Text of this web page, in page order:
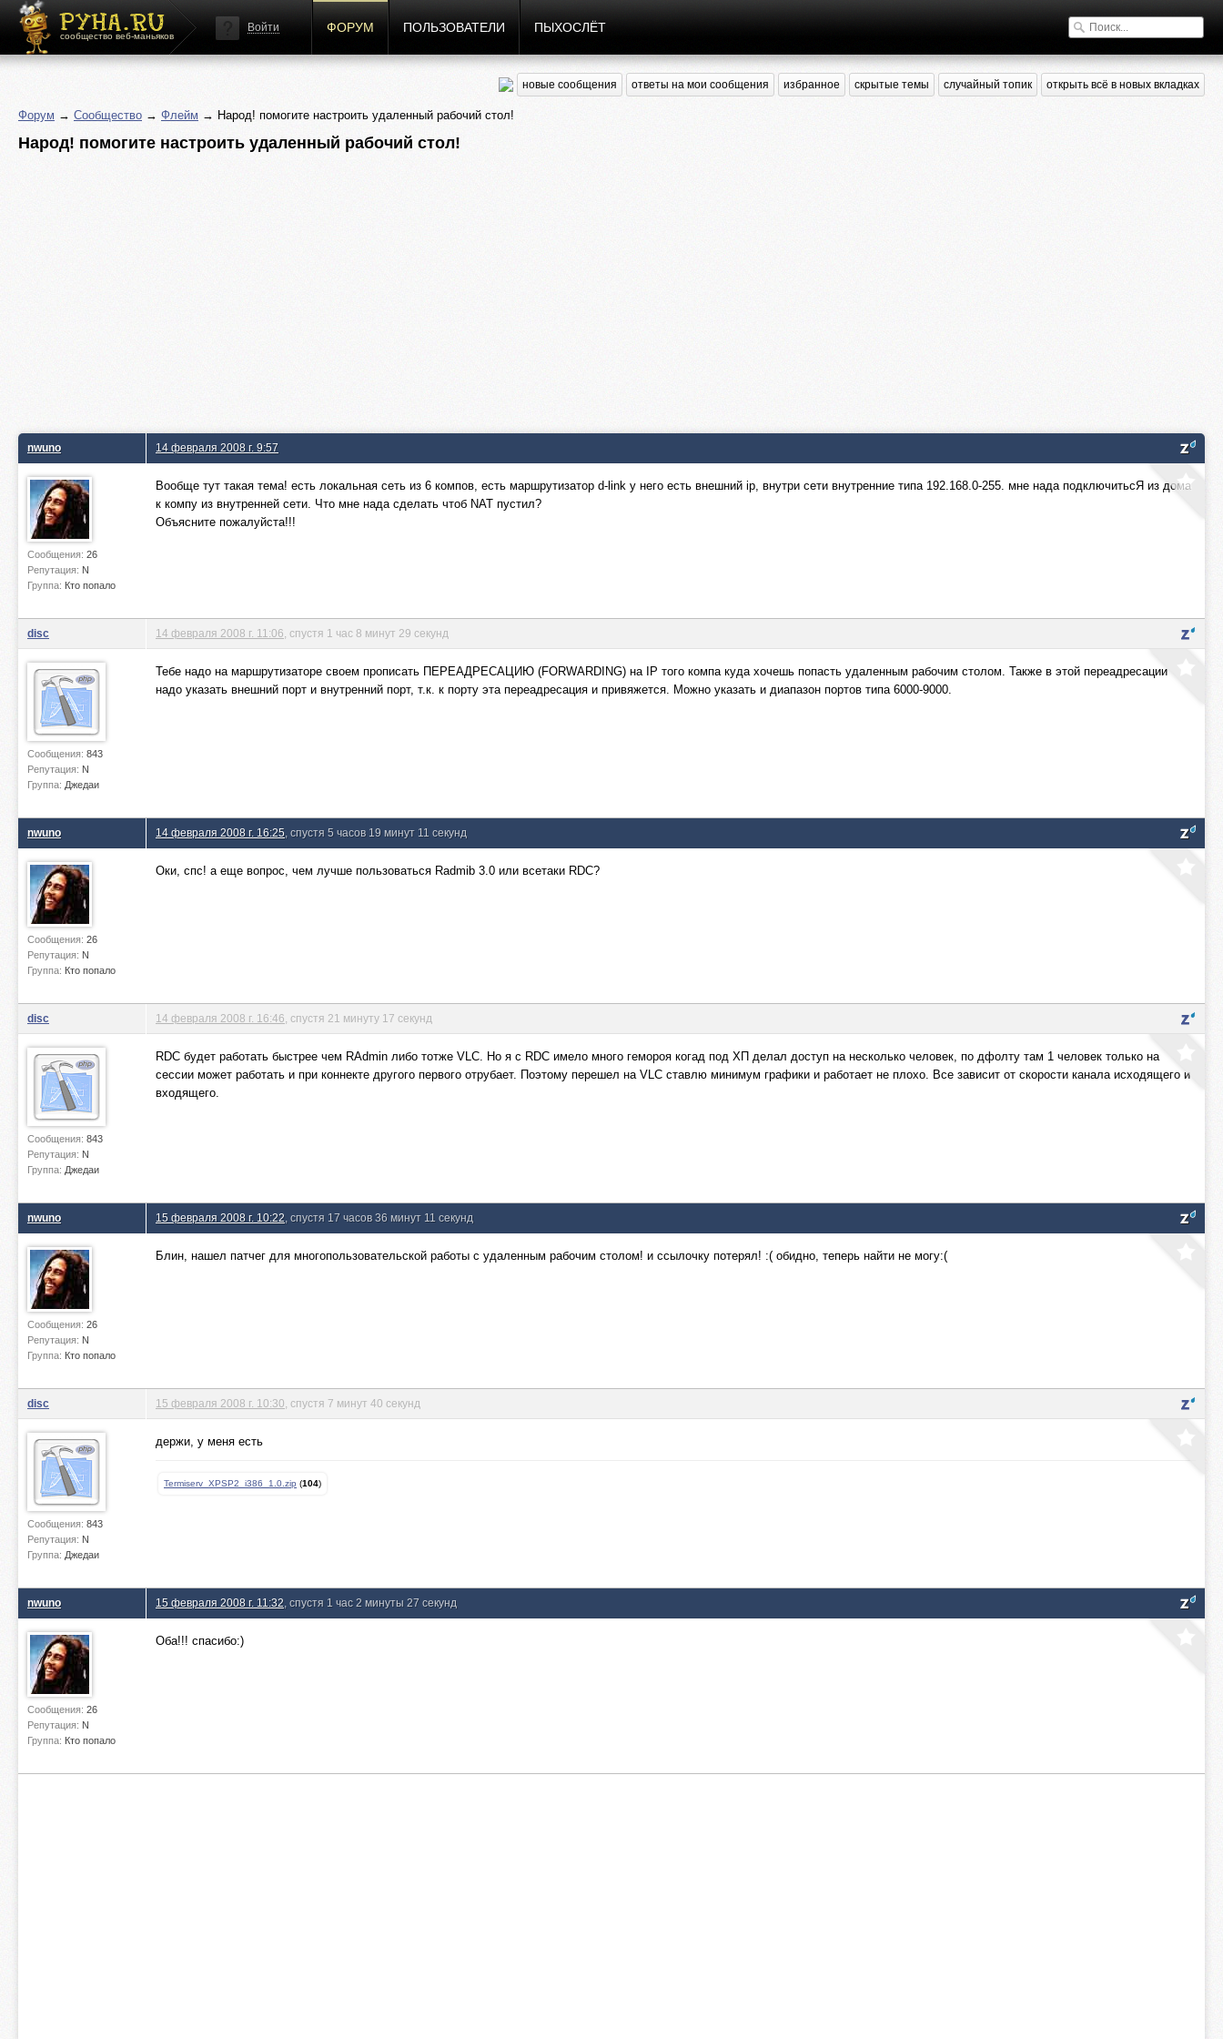
сообщество веб-маньяков
Войти ФОРУМ ПОЛЬЗОВАТЕЛИ ПЫХОСЛЁТ
новые сообщения ответы на мои сообщения избранное скрытые темы случайный топик открыть всё в новых вкладках
Форум → Сообщество → Флейм → Народ! помогите настроить удаленный рабочий стол!
Народ! помогите настроить удаленный рабочий стол!
nwuno
Сообщения: 26
Репутация: N
Группа: Кто попало
14 февраля 2008 г. 9:57
Вообще тут такая тема! есть локальная сеть из 6 компов, есть маршрутизатор d-link у него есть внешний ip, внутри сети внутренние типа 192.168.0-255. мне нада подключитьсЯ из дома
к компу из внутренней сети. Что мне нада сделать чтоб NAT пустил?
Объясните пожалуйста!!!
disc
Сообщения: 843
Репутация: N
Группа: Джедаи
14 февраля 2008 г. 11:06 , спустя 1 час 8 минут 29 секунд
Тебе надо на маршрутизаторе своем прописать ПЕРЕАДРЕСАЦИЮ (FORWARDING) на IP того компа куда хочешь попасть удаленным рабочим столом. Также в этой переадресации
надо указать внешний порт и внутренний порт, т.к. к порту эта переадресация и привяжется. Можно указать и диапазон портов типа 6000-9000.
nwuno
Сообщения: 26
Репутация: N
Группа: Кто попало
14 февраля 2008 г. 16:25 , спустя 5 часов 19 минут 11 секунд
Оки, спс! а еще вопрос, чем лучше пользоваться Radmib 3.0 или всетаки RDC?
disc
Сообщения: 843
Репутация: N
Группа: Джедаи
14 февраля 2008 г. 16:46 , спустя 21 минуту 17 секунд
RDC будет работать быстрее чем RAdmin либо тотже VLC. Но я с RDC имело много гемороя когад под ХП делал доступ на несколько человек, по дфолту там 1 человек только на
сессии может работать и при коннекте другого первого отрубает. Поэтому перешел на VLC ставлю минимум графики и работает не плохо. Все зависит от скорости канала исходящего и
входящего.
nwuno
Сообщения: 26
Репутация: N
Группа: Кто попало
15 февраля 2008 г. 10:22 , спустя 17 часов 36 минут 11 секунд
Блин, нашел патчег для многопользовательской работы с удаленным рабочим столом! и ссылочку потерял! :( обидно, теперь найти не могу:(
disc
Сообщения: 843
Репутация: N
Группа: Джедаи
15 февраля 2008 г. 10:30 , спустя 7 минут 40 секунд
держи, у меня есть
Termiserv_XPSP2_i386_1.0.zip (104)
nwuno
Сообщения: 26
Репутация: N
Группа: Кто попало
15 февраля 2008 г. 11:32 , спустя 1 час 2 минуты 27 секунд
Оба!!! спасибо:)